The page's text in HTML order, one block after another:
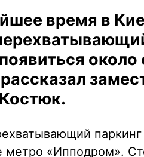
время в
метро «Ипподром».